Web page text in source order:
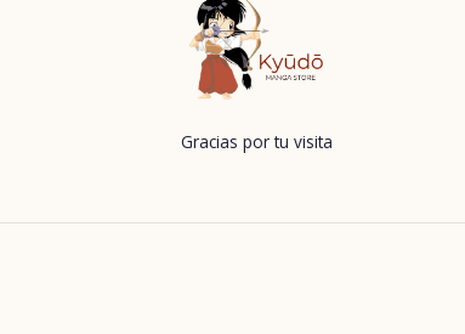
Gracias por tu visita